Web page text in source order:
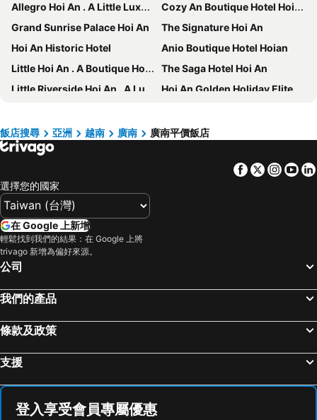
Allegro Hoi An . A Little Luxury Hotel & Spa
Cozy An Boutique Hotel Hoian
Grand Sunrise Palace Hoi An
The Signature Hoi An
Hoi An Historic Hotel
Anio Boutique Hotel Hoian
Little Hoi An . A Boutique Hotel & Spa
The Saga Hotel Hoi An
Little Riverside Hoi An . A Luxury Hotel & Spa
Hoi An Golden Holiday Elite
Hoian Central Hotel
Laluna Hoi An Riverside Hotel & Spa
Little Gem Hoi An Boutique Hotel & Spa
Hoi An Central Boutique Hotel & Spa
Lasenta Boutique Hotel Hoian
Reu Boutique Hotel
Hoang Trinh Hotel
Aira Boutique Hoi An
Gem Riverside Hotel Hoi An
Vinpearl Resort & Golf Nam Hoi An
Little Residence - A Boutique Hotel & Spa
Ally Beach Boutique Hotel Hoian
Hoi An Emotion Boutique Villa Thanh Binh Riverside Hotel
Grandvrio Ocean Resort Danang
飯店搜尋 亞洲 越南 廣南 廣南平價飯店
Facebook
Twitter
選擇您的國家
在 Google 上新增
輕鬆找到我們的結果：在 Google 上將
trivago 新增為偏好來源。
公司
我們的產品
條款及政策
支援
登入享受會員專屬優惠